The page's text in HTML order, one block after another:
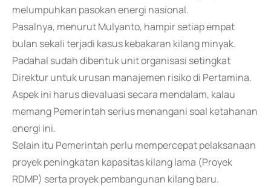
melumpuhkan pasokan energi nasional.
Pasalnya, menurut Mulyanto, hampir setiap empat
bulan sekali terjadi kasus kebakaran kilang minyak.
Padahal sudah dibentuk unit organisasi setingkat
Direktur untuk urusan manajemen risiko di Pertamina.
Aspek ini harus dievaluasi secara mendalam, kalau
memang Pemerintah serius menangani soal ketahanan
energi ini.
Selain itu Pemerintah perlu mempercepat pelaksanaan
proyek peningkatan kapasitas kilang lama (Proyek
RDMP) serta proyek pembangunan kilang baru.